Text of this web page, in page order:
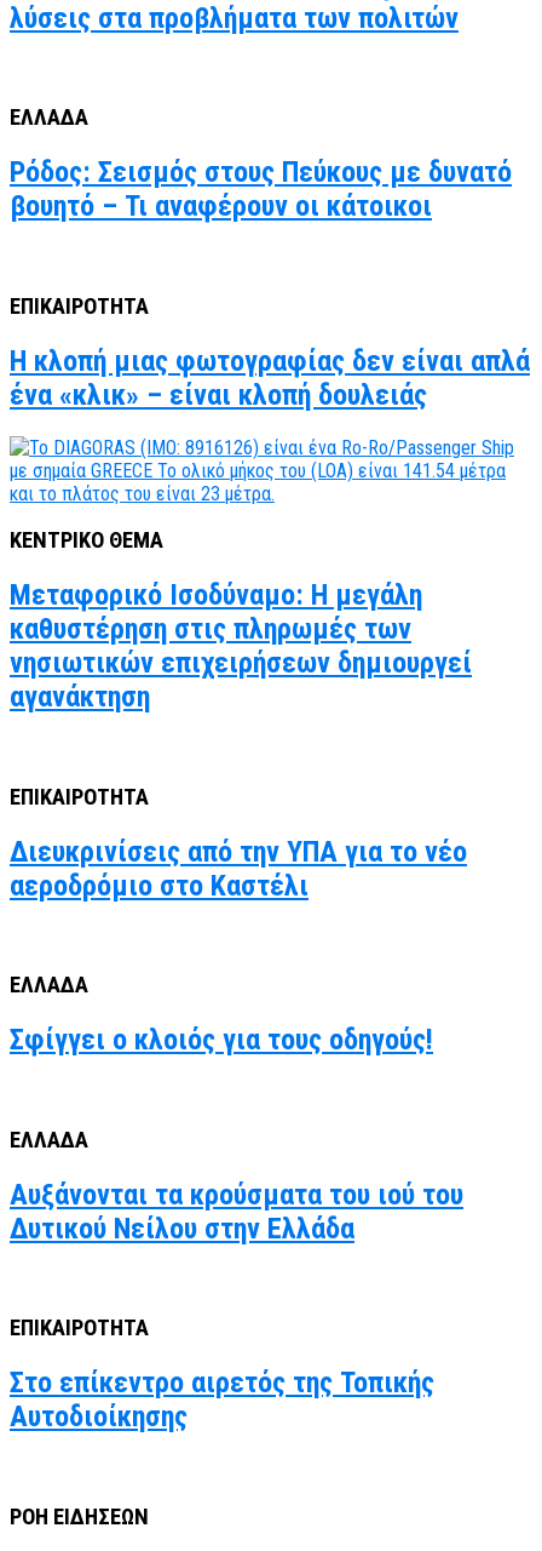
λύσεις στα προβλήματα των πολιτών
ΕΛΛΑΔΑ
Ρόδος: Σεισμός στους Πεύκους με δυνατό
βουητό – Τι αναφέρουν οι κάτοικοι
ΕΠΙΚΑΙΡΟΤΗΤΑ
Η κλοπή μιας φωτογραφίας δεν είναι απλά
ένα «κλικ» – είναι κλοπή δουλειάς
ΚΕΝΤΡΙΚΟ ΘΕΜΑ
Μεταφορικό Ισοδύναμο: Η μεγάλη
καθυστέρηση στις πληρωμές των
νησιωτικών επιχειρήσεων δημιουργεί
αγανάκτηση
ΕΠΙΚΑΙΡΟΤΗΤΑ
Διευκρινίσεις από την ΥΠΑ για το νέο
αεροδρόμιο στο Καστέλι
ΕΛΛΑΔΑ
Σφίγγει ο κλοιός για τους οδηγούς!
ΕΛΛΑΔΑ
Αυξάνονται τα κρούσματα του ιού του
Δυτικού Νείλου στην Ελλάδα
ΕΠΙΚΑΙΡΟΤΗΤΑ
Στο επίκεντρο αιρετός της Τοπικής
Αυτοδιοίκησης
ΡΟΗ ΕΙΔΗΣΕΩΝ